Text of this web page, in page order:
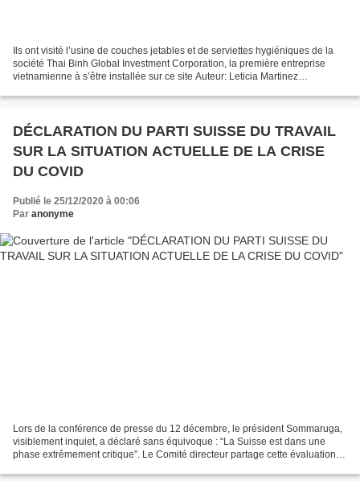
Ils ont visité l’usine de couches jetables et de serviettes hygiéniques de la
société Thai Binh Global Investment Corporation, la première entreprise
vietnamienne à s’être installée sur ce site Auteur: Leticia Martinez
DÉCLARATION DU PARTI SUISSE DU TRAVAIL
SUR LA SITUATION ACTUELLE DE LA CRISE
DU COVID
Publié le 25/12/2020 à 00:06
Par anonyme
Lors de la conférence de presse du 12 décembre, le président Sommaruga,
visiblement inquiet, a déclaré sans équivoque : “La Suisse est dans une
phase extrêmement critique”. Le Comité directeur partage cette évaluation.